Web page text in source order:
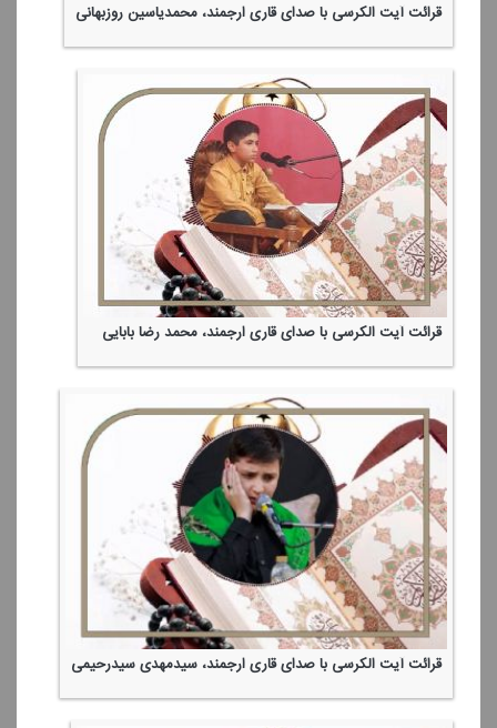
قرائت آیت الكرسی با صدای قاری ارجمند، محمدیاسین روزبهانی
قرائت آیت الكرسی با صدای قاری ارجمند، محمد رضا بابایی
قرائت آیت الكرسی با صدای قاری ارجمند، سیدمهدی سیدرحیمی